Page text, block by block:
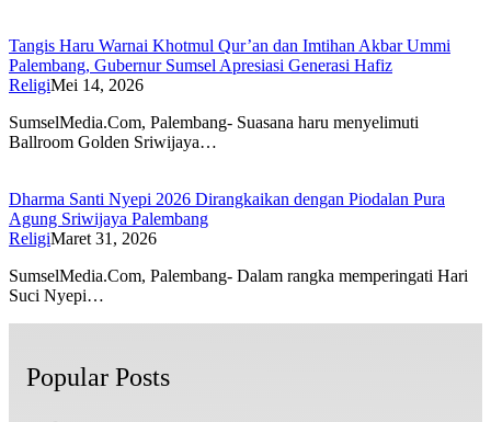
Tangis Haru Warnai Khotmul Qur’an dan Imtihan Akbar Ummi
Palembang, Gubernur Sumsel Apresiasi Generasi Hafiz
ReligiMei 14, 2026
SumselMedia.Com, Palembang- Suasana haru menyelimuti
Ballroom Golden Sriwijaya…
Dharma Santi Nyepi 2026 Dirangkaikan dengan Piodalan Pura
Agung Sriwijaya Palembang
ReligiMaret 31, 2026
SumselMedia.Com, Palembang- Dalam rangka memperingati Hari
Suci Nyepi…
Popular Posts